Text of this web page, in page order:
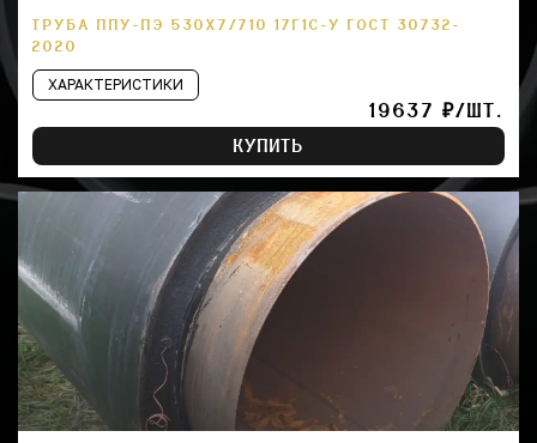
ТРУБА ППУ-ПЭ 530Х7/710 17Г1С-У ГОСТ 30732-
2020
ХАРАКТЕРИСТИКИ
19637 ₽/ШТ.
КУПИТЬ